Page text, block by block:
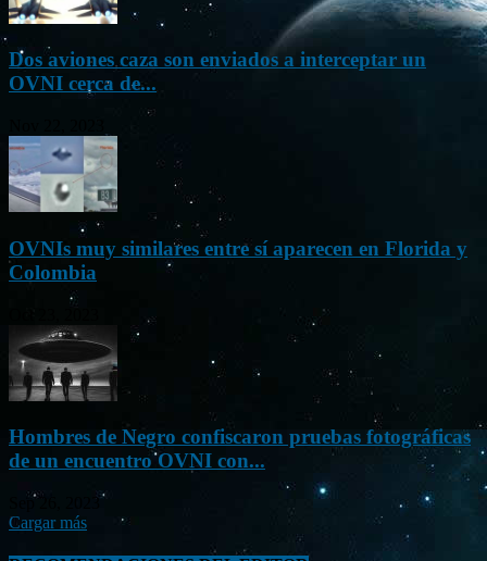
Dos aviones caza son enviados a interceptar un
OVNI cerca de...
OVNIs muy similares entre sí aparecen en Florida y
Colombia
Hombres de Negro confiscaron pruebas fotográficas
de un encuentro OVNI con...
Sep 26, 2023
Cargar más